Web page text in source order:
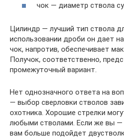
чок — диаметр ствола
Цилиндр — лучший тип ствола
использовании дроби он дает
чок, напротив, обеспечивает
Получок, соответственно,
промежуточный вариант.
Нет однозначного ответа на
— выбор сверловки стволов
охотника. Хорошие стрелки
любыми стволами. Если же вы —
вам больше подойдет